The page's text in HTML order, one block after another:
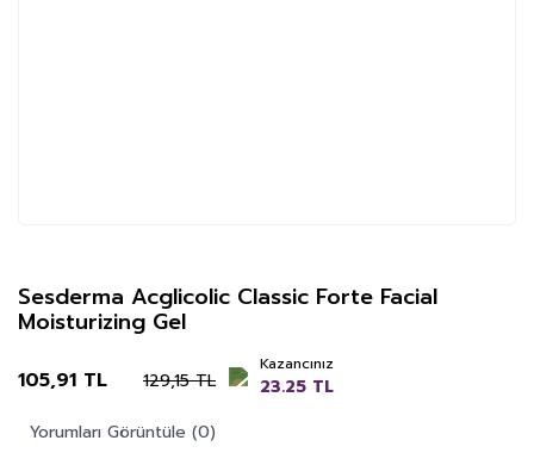
Sesderma Acglicolic Classic Forte Facial
Moisturizing Gel
105,91 TL 129,15 TL
Kazancınız
23.25 TL
Yorumları Görüntüle (0)